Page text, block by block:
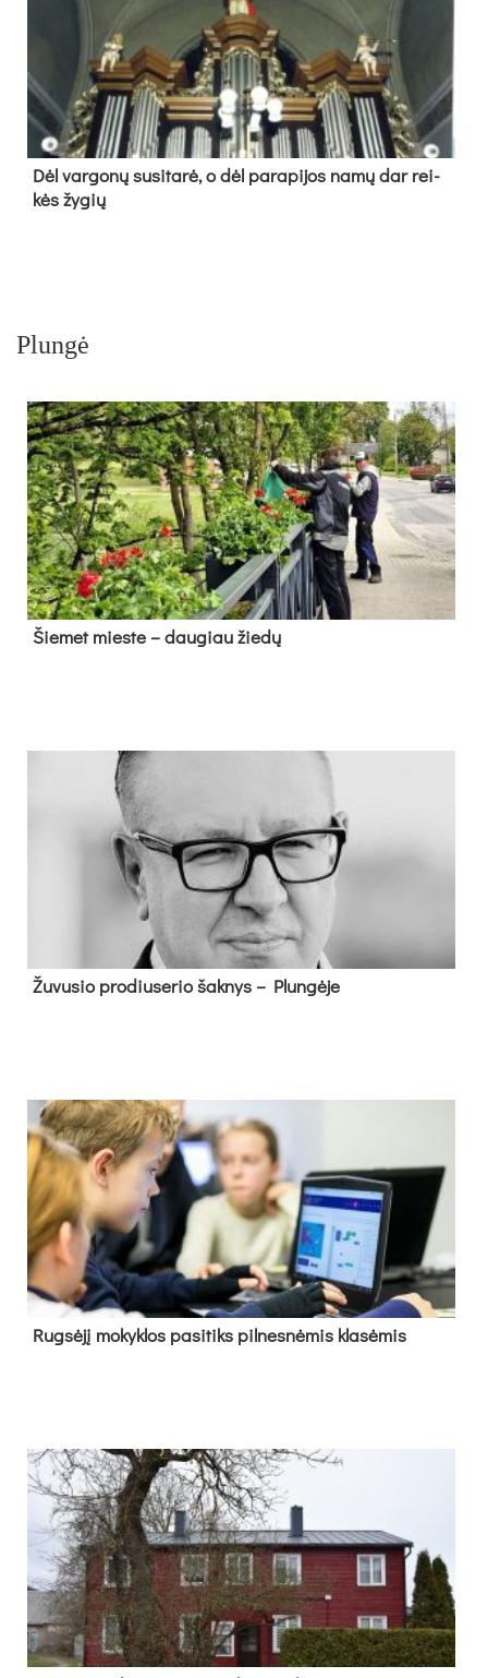
Dėl var­go­nų su­si­ta­rė, o dėl pa­ra­pi­jos na­mų dar rei­
kės žy­gių
Plungė
Šie­met mies­te – dau­giau žie­dų
Žu­vu­sio pro­diu­se­rio šak­nys – Plun­gė­je
Rug­sė­jį mo­kyk­los pa­si­tiks pil­nes­nė­mis kla­sė­mis